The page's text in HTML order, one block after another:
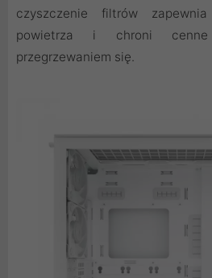
czyszczenie filtrów zapewnia
powietrza i chroni cenne
przegrzewaniem się.